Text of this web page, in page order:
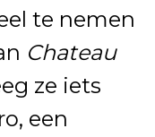
te nemen
Chateau
ze iets
een